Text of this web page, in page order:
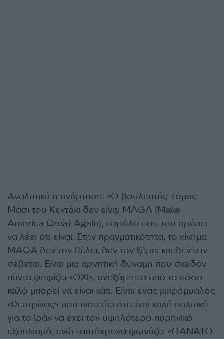
Αναλυτικά η ανάρτηση: «Ο βουλευτής Τόμας
Μάσι του Κεντάκι δεν είναι MAGA (Make
America Great Again), παρόλο που του αρέσει
να λέει ότι είναι. Στην πραγματικότητα, το κίνημα
MAGA δεν τον θέλει, δεν τον ξέρει και δεν τον
σέβεται. Είναι μια αρνητική δύναμη που σχεδόν
πάντα ψηφίζει «ΟΧΙ», ανεξάρτητα από το πόσο
καλό μπορεί να είναι κάτι. Είναι ένας μικρόμυαλος
«θεατρίνος» που πιστεύει ότι είναι καλή πολιτική
για το Ιράν να έχει τον υψηλότερο πυρηνικό
εξοπλισμό, ενώ ταυτόχρονα φωνάζει «ΘΑΝΑΤΟ